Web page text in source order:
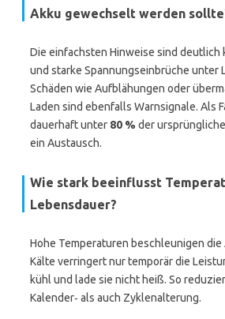
Akku gewechselt werden
Die einfachsten Hinweise sind deutlich
und starke Spannungseinbrüche unter
Schäden wie Aufblähungen oder
Laden sind ebenfalls Warnsignale. Als
dauerhaft unter 80 % der
ein Austausch.
Wie stark beeinflusst
Lebensdauer?
Hohe Temperaturen beschleunigen
Kälte verringert nur temporär die
kühl und lade sie nicht heiß. So
Kalender‑ als auch Zyklenalterung.